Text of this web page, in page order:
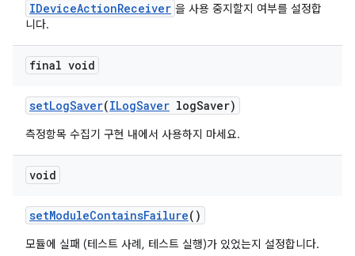
IDeviceActionReceiver 을 사용 중지할지 여부를 설정합
니다.
final void
setLogSaver(ILogSaver logSaver)
측정항목 수집기 구현 내에서 사용하지 마세요.
void
setModuleContainsFailure()
모듈에 실패 (테스트 사례, 테스트 실행)가 있었는지 설정합니다.